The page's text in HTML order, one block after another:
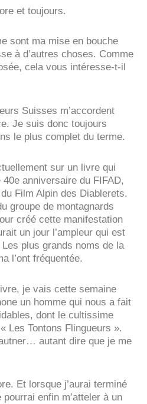
et toujours.
sont ma mise en bouche
à d’autres choses. Comme
cela vous intéresse-t-il
Suisses m’accordent
Je suis donc toujours
le plus complet du terme.
sur un livre qui
anniversaire du FIFAD,
Film Alpin des Diablerets.
groupe de montagnards
créé cette manifestation
un jour l’ampleur qui est
Les plus grands noms de la
l’ont fréquentée.
je vais cette semaine
un homme qui nous a fait
dont le cultissime
Les Tontons Flingueurs ».
autant dire que je me
Et lorsque j’aurai terminé
pourrai enfin m’atteler à un